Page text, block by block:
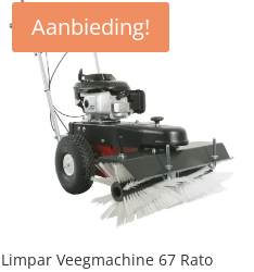
Aanbieding!
Limpar Veegmachine 67 Rato